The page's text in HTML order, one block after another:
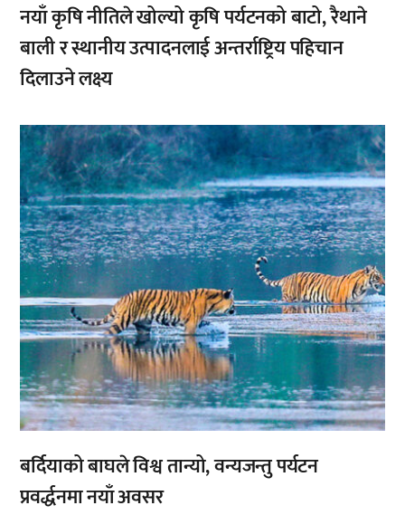
नयाँ कृषि नीतिले खोल्यो कृषि पर्यटनको बाटो, रैथाने
बाली र स्थानीय उत्पादनलाई अन्तर्राष्ट्रिय पहिचान
दिलाउने लक्ष्य
,
बर्दियाको बाघले विश्व तान्यो, वन्यजन्तु पर्यटन
प्रवर्द्धनमा नयाँ अवसर